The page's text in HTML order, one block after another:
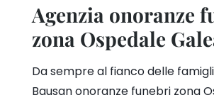
Agenzia onoranze
zona Ospedale
Da sempre al fianco delle
Bausan onoranze funebri zona